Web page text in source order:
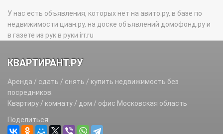
У нас есть объявления, которых нет на авито.ру, в базе по
недвижимости циан.ру, на доске объявлений домофонд.ру и
в газете из рук в руки irr.ru
КВАРТИРАНТ.РУ
Аренда / сдать / снять / купить недвижимость без
посредников.
Квартиру / комнату / дом / офис Московская область
Поделиться: